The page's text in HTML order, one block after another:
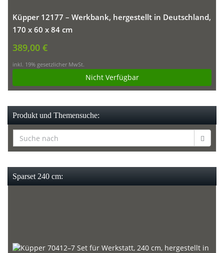
Küpper 12177 – Werkbank, hergestellt in Deutschland,
170 x 60 x 84 cm
389,00 €
inkl. 19% gesetzlicher MwSt.
Nicht Verfügbar
Produkt und Themensuche:
Sparset 240 cm: